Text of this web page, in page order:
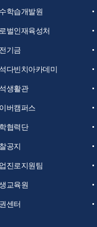
학습개발원
벌인재육성처
기금
다빈치아카데미
생활관
버캠퍼스
협력단
공지
진로지원팀
교육원
센터